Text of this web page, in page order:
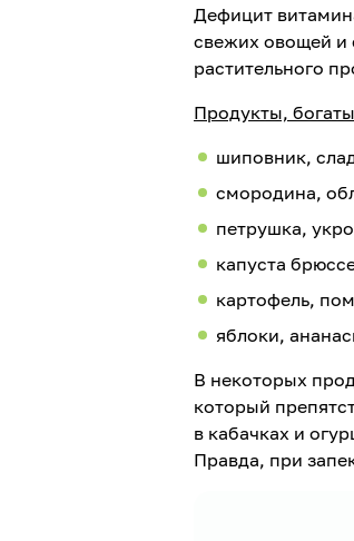
Дефицит
свежих овощей и
растительного
Продукты,
шиповник,
смородина,
петрушка,
капуста
картофель,
яблоки,
В некоторых
который
в кабачках и
Правда, при